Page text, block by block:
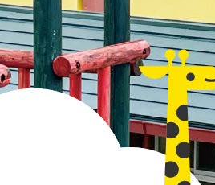
課題
クラ
アク